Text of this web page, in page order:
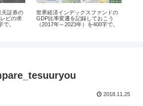
天証券の
ビの求
。
世界経済インデックスファンドの
GDP比率変遷を記録しておこう
（2017年～2023年）を400字で。
2018.11.25